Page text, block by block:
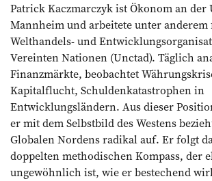
Patrick Kaczmarczyk ist Ökonom an der
Mannheim und arbeitete unter
Welthandels- und
Vereinten Nationen (Unctad). Täglich
Finanzmärkte, beobachtet
Kapitalflucht, Schuldenkatastrophen in
Entwicklungsländern. Aus dieser
er mit dem Selbstbild des Westens
Globalen Nordens radikal auf. Er folgt
doppelten methodischen Kompass, der
ungewöhnlich ist, wie er bestechend